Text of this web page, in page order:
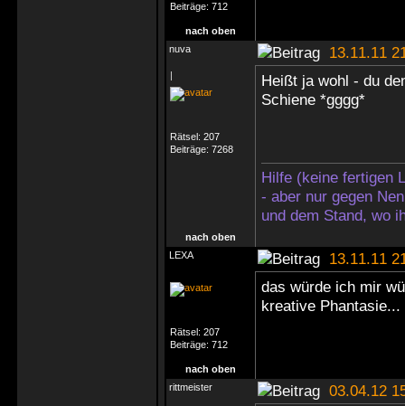
Beiträge: 712
nach oben
nuva
13.11.11
|
Rätsel: 207
Beiträge: 7268
Heißt ja wohl - du
Schiene *gggg*
Hilfe (keine fertigen
- aber nur gegen
und dem Stand, wo
nach oben
LEXA
13.11.11
Rätsel: 207
Beiträge: 712
das würde ich mir
kreative Phantasie...
nach oben
rittmeister
03.04.12